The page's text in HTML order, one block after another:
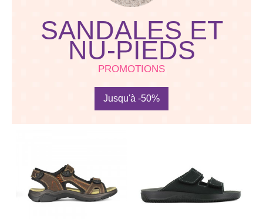
SANDALES ET
NU-PIEDS
PROMOTIONS
Jusqu'à -50%